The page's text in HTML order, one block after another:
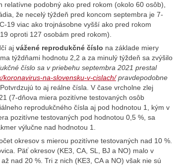
podobný ako pred rokom (okolo 60 osôb),
že necelý týždeň pred koncom septembra je 7-
19 viac ako trojnásobne vyšší ako pred rokom
oproti 127 osobám pred rokom).
aj vážené reprodukčné číslo na základe miery
týždňami hodnotu 2,2 a za minulý týždeň sa zvýšilo
číslo sa v priebehu septembra 2021 prestal
koronavirus-na-slovensku-v-cislach/pravdepodobne
Potvrdzujú to aj reálne čísla. V čase vrcholne zlej
(7-dňova miera pozitívne testovaných osôb
reprodukčného čísla aj pod hodnotou 1, kým v
pozitívne testovaných pod hodnotou 0,5 %, sa
výlučne nad hodnotou 1.
okresov s mierou pozitívne testovaných nad 10 %.
Päť okresov (KE3, CA, SL, BJ a NO) malo v
nad 20 %. Tri z nich (KE3, CA a NO) však nie sú